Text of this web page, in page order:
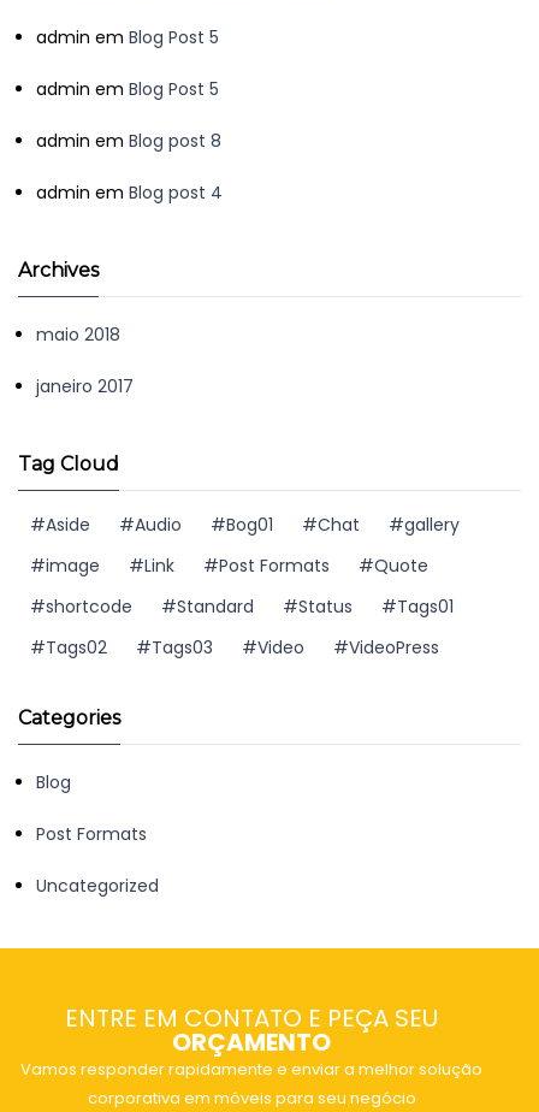
admin em Blog Post 5
admin em Blog Post 5
admin em Blog post 8
admin em Blog post 4
Archives
maio 2018
janeiro 2017
Tag Cloud
Aside Audio Bog01 Chat
gallery
image
Link Post Formats
Quote
shortcode
Standard Status
Tags01
Tags02
Tags03 Video VideoPress
Categories
Blog
Post Formats
Uncategorized
ENTRE EM CONTATO E PEÇA SEU
ORÇAMENTO
Vamos responder rapidamente e enviar a melhor solução
corporativa em móveis para seu negócio